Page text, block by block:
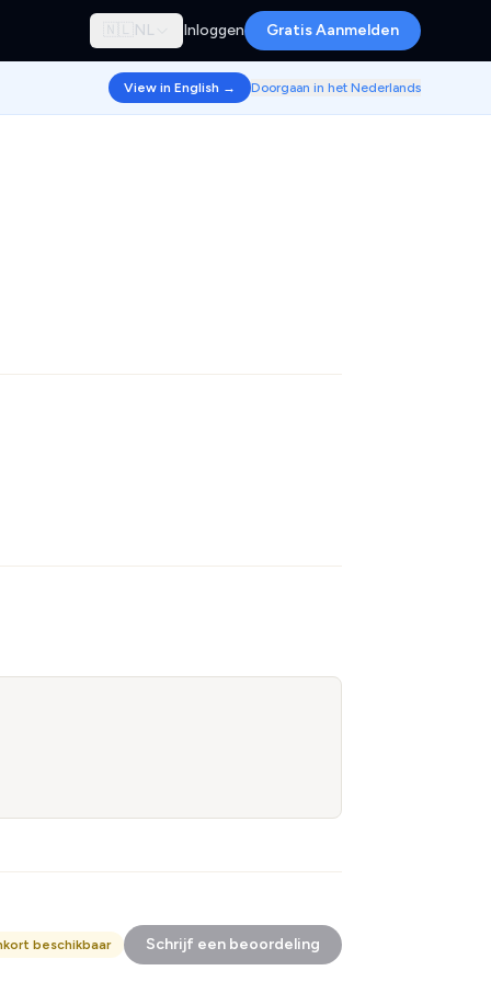
🇳🇱 NL Inloggen Gratis Aanmelden
View in English → Doorgaan in het Nederlands
beschikbaar Schrijf een beoordeling